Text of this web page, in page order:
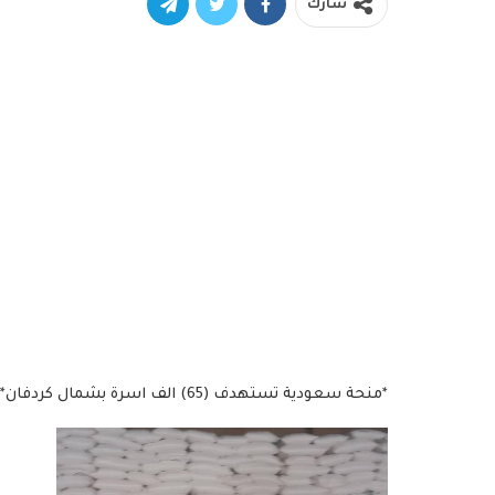
شارك
*منحة سعودية تستهدف (65) الف اسرة بشمال كردفان*